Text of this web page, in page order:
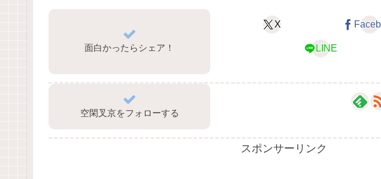
面白かったらシェア！
X
LINE
空閑叉京をフォローする
スポンサーリンク